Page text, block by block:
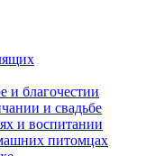
и благочестии
и свадьбе
и воспитании
питомцах